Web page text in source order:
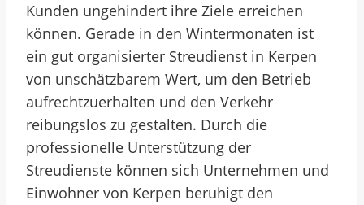
Kunden ungehindert ihre Ziele erreichen
können. Gerade in den Wintermonaten ist
ein gut organisierter Streudienst in Kerpen
von unschätzbarem Wert, um den Betrieb
aufrechtzuerhalten und den Verkehr
reibungslos zu gestalten. Durch die
professionelle Unterstützung der
Streudienste können sich Unternehmen und
Einwohner von Kerpen beruhigt den